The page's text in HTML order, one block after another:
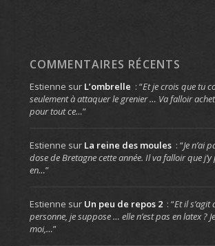
COMMENTAIRES RÉCENTS
Estienne sur L’ombrelle : “Et je crois que tu
seulement à attaquer le grenier … Va falloir
pour tout ce…”
Estienne sur La reine des moules : “Je n’ai
dose de Bretagne cette année. Il va falloir que j’y
en…”
Estienne sur Un peu de repos 2 : “Et il s’agit
personne, je suppose … elle n’est pas en latex ?
moi,…”